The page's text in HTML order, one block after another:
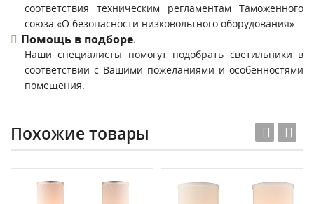
соответствия техническим регламентам Таможенного
союза «О безопасности низковольтного оборудования».
Помощь в подборе.
Наши специалисты помогут подобрать светильники в
соответствии с Вашими пожеланиями и особенностями
помещения.
Похожие товары